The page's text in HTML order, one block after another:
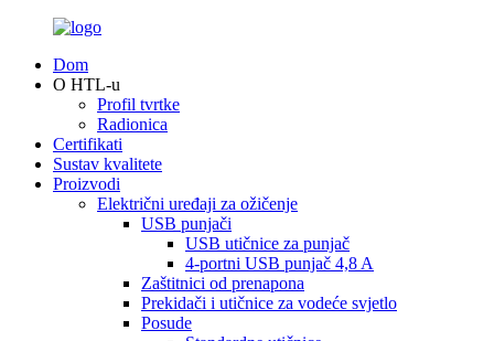
Dom
O HTL-u
Profil tvrtke
Radionica
Certifikati
Sustav kvalitete
Proizvodi
Električni uređaji za ožičenje
USB punjači
USB utičnice za punjač
4-portni USB punjač 4,8 A
Zaštitnici od prenapona
Prekidači i utičnice za vodeće svjetlo
Posude